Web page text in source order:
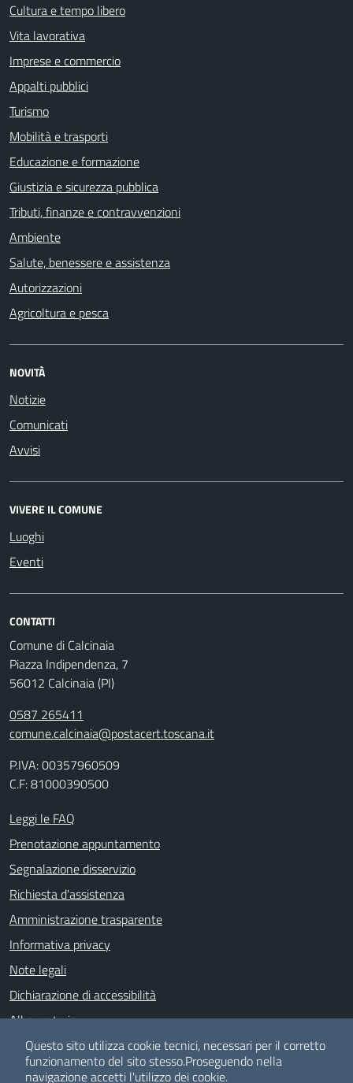
Cultura e tempo libero
Vita lavorativa
Imprese e commercio
Appalti pubblici
Turismo
Mobilità e trasporti
Educazione e formazione
Giustizia e sicurezza pubblica
Tributi, finanze e contravvenzioni
Ambiente
Salute, benessere e assistenza
Autorizzazioni
Agricoltura e pesca
NOVITÀ
Notizie
Comunicati
Avvisi
VIVERE IL COMUNE
Luoghi
Eventi
CONTATTI
Comune di Calcinaia
Piazza Indipendenza, 7
56012 Calcinaia (PI)
0587 265411
comune.calcinaia@postacert.toscana.it
P.IVA: 00357960509
C.F: 81000390500
Leggi le FAQ
Prenotazione appuntamento
Segnalazione disservizio
Richiesta d'assistenza
Amministrazione trasparente
Informativa privacy
Note legali
Dichiarazione di accessibilità
Albo pretorio
Meccanismo di feedback
Questo sito utilizza cookie tecnici, necessari per il corretto
funzionamento del sito stesso.Proseguendo nella
navigazione accetti l'utilizzo dei cookie.